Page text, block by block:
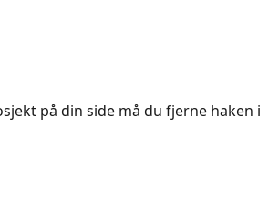
på din side må du fjerne haken i